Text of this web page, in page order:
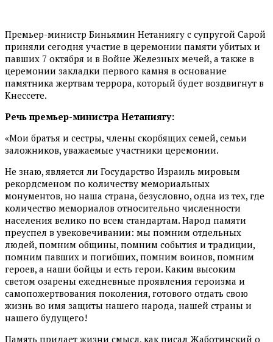
Премьер-министр Биньямин Нетаниягу с супругой Сарой
приняли сегодня участие в церемонии памяти убитых и
павших 7 октября и в Войне Железных мечей, а также в
церемонии закладки первого камня в основание
памятника жертвам террора, который будет воздвигнут в
Кнессете.
Речь премьер-министра Нетаниягу:
«Мои братья и сестры, члены скорбящих семей, семьи
заложников, уважаемые участники церемонии.
Не знаю, является ли Государство Израиль мировым
рекордсменом по количеству мемориальных
монументов, но наша страна, безусловно, одна из тех, где
количество мемориалов относительно численности
населения велико по всем стандартам. Народ памяти
преуспел в увековечивании: мы помним отдельных
людей, помним общины, помним события и традиции,
помним павших и погибших, помним воинов, помним
героев, а наши бойцы и есть герои. Каким высоким
светом озарены ежедневные проявления героизма и
самопожертвования поколения, готового отдать свою
жизнь во имя защиты нашего народа, нашей страны и
нашего будущего!
Память придает жизни смысл, как писал Жаботинский о